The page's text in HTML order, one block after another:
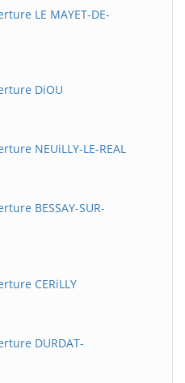
LE MAYET-DE-
DiOU
NEUiLLY-LE-REAL
BESSAY-SUR-
CERiLLY
DURDAT-